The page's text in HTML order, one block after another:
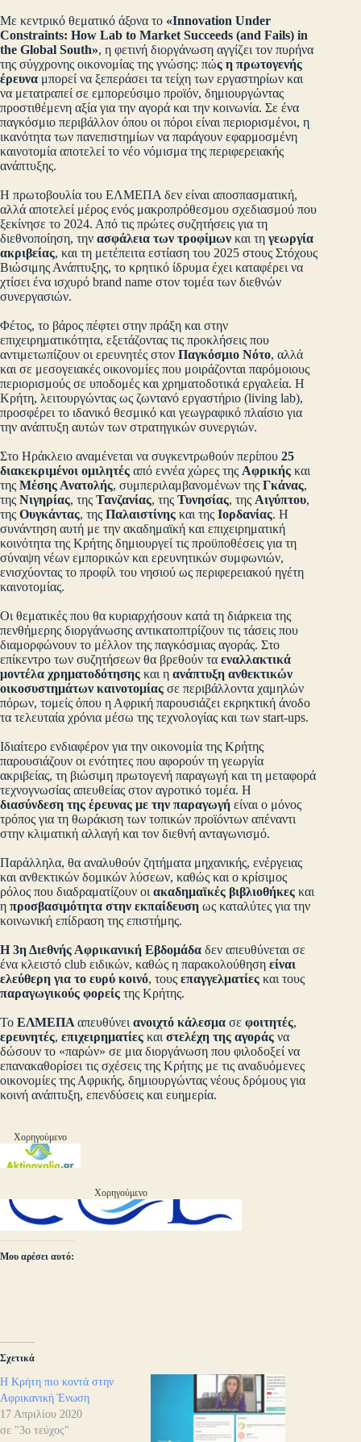
Με κεντρικό θεματικό άξονα το «Innovation Under
Constraints: How Lab to Market Succeeds (and Fails) in
the Global South», η φετινή διοργάνωση αγγίζει τον πυρήνα
της σύγχρονης οικονομίας της γνώσης: πώς η πρωτογενής
έρευνα μπορεί να ξεπεράσει τα τείχη των εργαστηρίων και
να μετατραπεί σε εμπορεύσιμο προϊόν, δημιουργώντας
προστιθέμενη αξία για την αγορά και την κοινωνία. Σε ένα
παγκόσμιο περιβάλλον όπου οι πόροι είναι περιορισμένοι, η
ικανότητα των πανεπιστημίων να παράγουν εφαρμοσμένη
καινοτομία αποτελεί το νέο νόμισμα της περιφερειακής
ανάπτυξης.
Η πρωτοβουλία του ΕΛΜΕΠΑ δεν είναι αποσπασματική,
αλλά αποτελεί μέρος ενός μακροπρόθεσμου σχεδιασμού που
ξεκίνησε το 2024. Από τις πρώτες συζητήσεις για τη
διεθνοποίηση, την ασφάλεια των τροφίμων και τη γεωργία
ακριβείας, και τη μετέπειτα εστίαση του 2025 στους Στόχους
Βιώσιμης Ανάπτυξης, το κρητικό ίδρυμα έχει καταφέρει να
χτίσει ένα ισχυρό brand name στον τομέα των διεθνών
συνεργασιών.
Φέτος, το βάρος πέφτει στην πράξη και στην
επιχειρηματικότητα, εξετάζοντας τις προκλήσεις που
αντιμετωπίζουν οι ερευνητές στον Παγκόσμιο Νότο, αλλά
και σε μεσογειακές οικονομίες που μοιράζονται παρόμοιους
περιορισμούς σε υποδομές και χρηματοδοτικά εργαλεία. Η
Κρήτη, λειτουργώντας ως ζωντανό εργαστήριο (living lab),
προσφέρει το ιδανικό θεσμικό και γεωγραφικό πλαίσιο για
την ανάπτυξη αυτών των στρατηγικών συνεργιών.
Στο Ηράκλειο αναμένεται να συγκεντρωθούν περίπου 25
διακεκριμένοι ομιλητές από εννέα χώρες της Αφρικής και
της Μέσης Ανατολής, συμπεριλαμβανομένων της Γκάνας,
της Νιγηρίας, της Τανζανίας, της Τυνησίας, της Αιγύπτου,
της Ουγκάντας, της Παλαιστίνης και της Ιορδανίας. Η
συνάντηση αυτή με την ακαδημαϊκή και επιχειρηματική
κοινότητα της Κρήτης δημιουργεί τις προϋποθέσεις για τη
σύναψη νέων εμπορικών και ερευνητικών συμφωνιών,
ενισχύοντας το προφίλ του νησιού ως περιφερειακού ηγέτη
καινοτομίας.
Οι θεματικές που θα κυριαρχήσουν κατά τη διάρκεια της
πενθήμερης διοργάνωσης αντικατοπτρίζουν τις τάσεις που
διαμορφώνουν το μέλλον της παγκόσμιας αγοράς. Στο
επίκεντρο των συζητήσεων θα βρεθούν τα εναλλακτικά
μοντέλα χρηματοδότησης και η ανάπτυξη ανθεκτικών
οικοσυστημάτων καινοτομίας σε περιβάλλοντα χαμηλών
πόρων, τομείς όπου η Αφρική παρουσιάζει εκρηκτική άνοδο
τα τελευταία χρόνια μέσω της τεχνολογίας και των start-ups.
Ιδιαίτερο ενδιαφέρον για την οικονομία της Κρήτης
παρουσιάζουν οι ενότητες που αφορούν τη γεωργία
ακριβείας, τη βιώσιμη πρωτογενή παραγωγή και τη μεταφορά
τεχνογνωσίας απευθείας στον αγροτικό τομέα. Η
διασύνδεση της έρευνας με την παραγωγή είναι ο μόνος
τρόπος για τη θωράκιση των τοπικών προϊόντων απέναντι
στην κλιματική αλλαγή και τον διεθνή ανταγωνισμό.
Παράλληλα, θα αναλυθούν ζητήματα μηχανικής, ενέργειας
και ανθεκτικών δομικών λύσεων, καθώς και ο κρίσιμος
ρόλος που διαδραματίζουν οι ακαδημαϊκές βιβλιοθήκες και
η προσβασιμότητα στην εκπαίδευση ως καταλύτες για την
κοινωνική επίδραση της επιστήμης.
Η 3η Διεθνής Αφρικανική Εβδομάδα δεν απευθύνεται σε
ένα κλειστό club ειδικών, καθώς η παρακολούθηση είναι
ελεύθερη για το ευρύ κοινό, τους επαγγελματίες και τους
παραγωγικούς φορείς της Κρήτης.
Το ΕΛΜΕΠΑ απευθύνει ανοιχτό κάλεσμα σε φοιτητές,
ερευνητές, επιχειρηματίες και στελέχη της αγοράς να
δώσουν το «παρών» σε μια διοργάνωση που φιλοδοξεί να
επανακαθορίσει τις σχέσεις της Κρήτης με τις αναδυόμενες
οικονομίες της Αφρικής, δημιουργώντας νέους δρόμους για
κοινή ανάπτυξη, επενδύσεις και ευημερία.
Χορηγούμενο
Χορηγούμενο
Μου αρέσει αυτό:
Σχετικά
Η Κρήτη πιο κοντά στην
Αφρικανική Ένωση
17 Απριλίου 2020
σε "3ο τεύχος"